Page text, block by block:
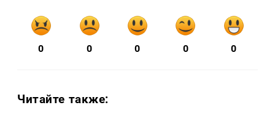
0 0 0 0 0
Читайте также: